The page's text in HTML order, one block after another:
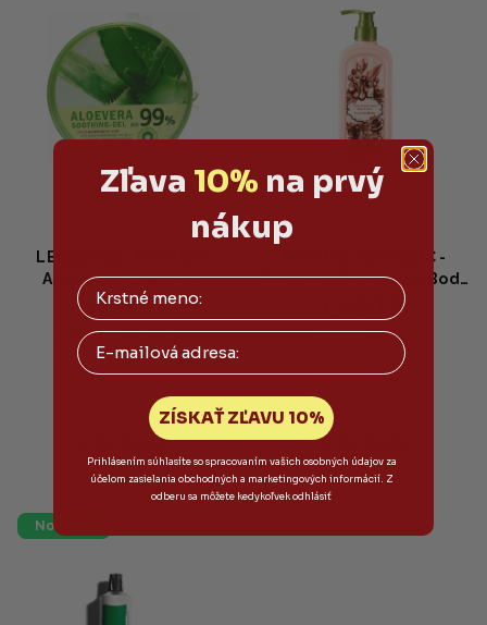
LEBELAGE - Moisture
Aloe Soothing Gel -
Hydratačný upokojujúci
gél s aloe 300ml
5,46 €
6,90 € (–20 %)
Skladom
Do košíka
NATURE REPUBLIC -
Perfume De Nature Body
Lotion SUNSHINE BERRY
- Parfumované telové
mlieko s centellou a
ceramidmi 345ml
13,50 €
17,90 € (–24 %)
Novinka
Zľava 10% na prvý
nákup
Email
ZÍSKAŤ ZĽAVU 10%
Prihlásením súhlasíte so spracovaním vašich osobných údajov za
účelom zasielania obchodných a marketingových informácií. Z
odberu sa môžete kedykoľvek odhlásiť